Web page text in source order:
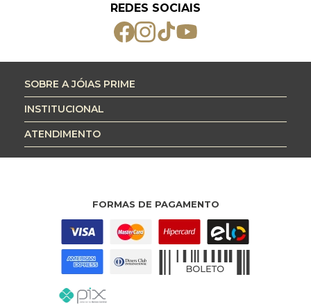
REDES SOCIAIS
SOBRE A JÓIAS PRIME
INSTITUCIONAL
ATENDIMENTO
FORMAS DE PAGAMENTO